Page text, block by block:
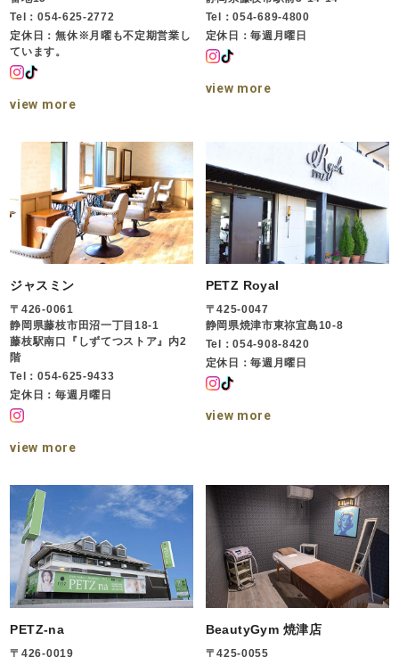
Tel：054-625-2772
定休日：無休※月曜も不定期営業し
ています。
view more
Tel：054-689-4800
定休日：毎週月曜日
view more
ジャスミン
〒426-0061
静岡県藤枝市田沼一丁目18-1
藤枝駅南口『しずてつストア』内2
階
Tel：054-625-9433
定休日：毎週月曜日
view more
PETZ Royal
〒425-0047
静岡県焼津市東祢宜島10-8
Tel：054-908-8420
定休日：毎週月曜日
view more
PETZ-na
〒426-0019
BeautyGym 焼津店
〒425-0055